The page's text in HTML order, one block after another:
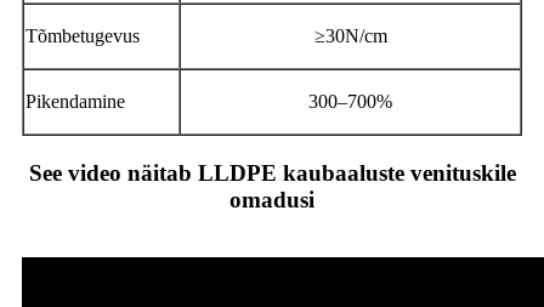
Tõmbetugevus ≥30N/cm
Pikendamine 300–700%
See video näitab LLDPE kaubaaluste venituskile
omadusi